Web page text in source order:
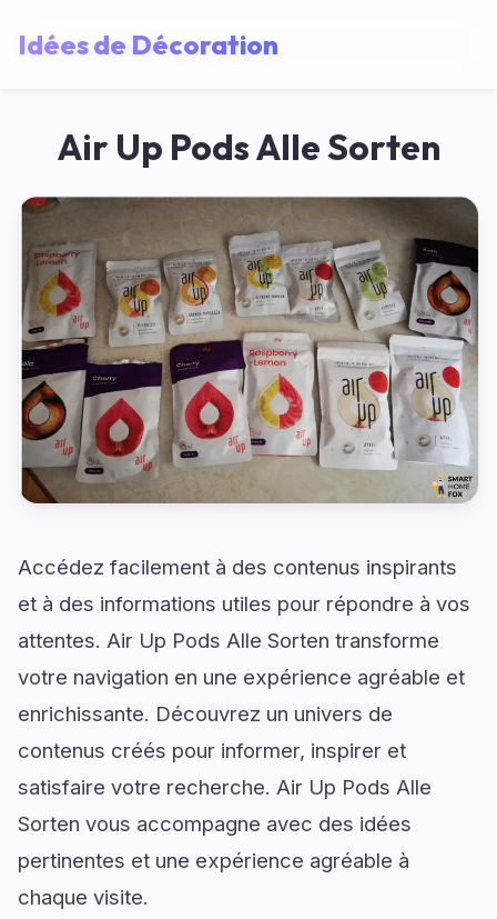
Idées de Décoration
Air Up Pods Alle Sorten
Accédez facilement à des contenus inspirants
et à des informations utiles pour répondre à vos
attentes. Air Up Pods Alle Sorten transforme
votre navigation en une expérience agréable et
enrichissante. Découvrez un univers de
contenus créés pour informer, inspirer et
satisfaire votre recherche. Air Up Pods Alle
Sorten vous accompagne avec des idées
pertinentes et une expérience agréable à
chaque visite.